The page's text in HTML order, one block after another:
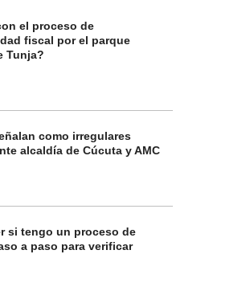
el proceso de
fiscal por el parque
Tunja?
como irregulares
alcaldía de Cúcuta y AMC
si tengo un proceso de
a paso para verificar